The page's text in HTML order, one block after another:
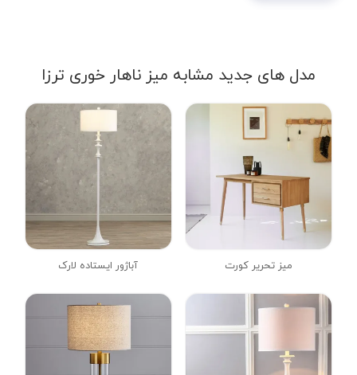
مدل های جدید مشابه میز ناهار خوری ترزا
میز تحریر کورت آباژور ایستاده لارک